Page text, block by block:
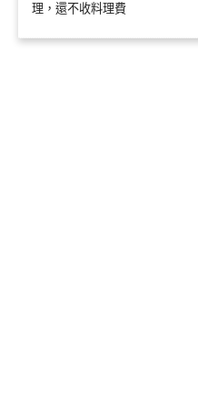
理，還不收料理費